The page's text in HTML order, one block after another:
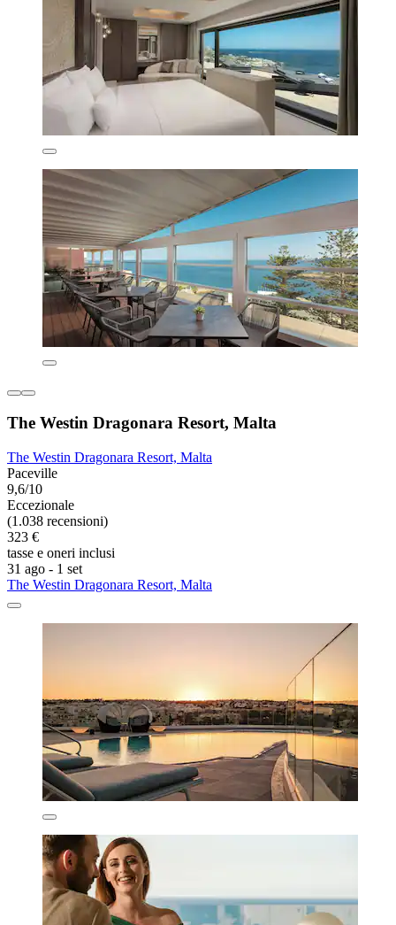
The Westin Dragonara Resort, Malta
The Westin Dragonara Resort, Malta
Paceville
9,6/10
Eccezionale
(1.038 recensioni)
323 €
tasse e oneri inclusi
31 ago - 1 set
The Westin Dragonara Resort, Malta